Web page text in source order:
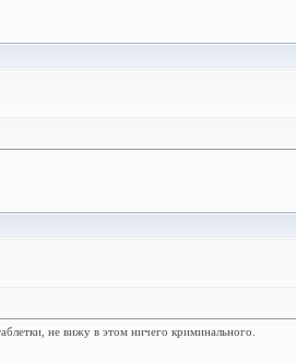
не вижу в этом ничего криминального.